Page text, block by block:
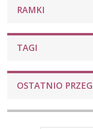
RAMKI
TAGI
OSTATNIO